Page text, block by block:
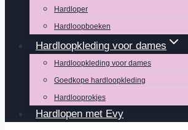
Hardloper
Hardloopboeken
Hardloopkleding voor dames
Hardloopkleding voor dames
Goedkope hardloopkleding
Hardlooprokjes
Hardlopen met Evy